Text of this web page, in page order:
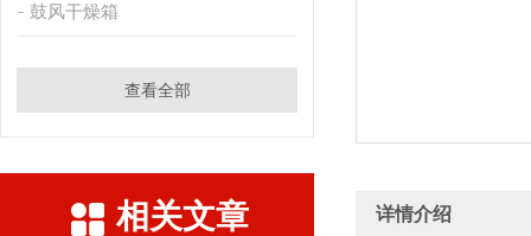
鼓风干燥箱
查看全部
相关文章 详情介绍